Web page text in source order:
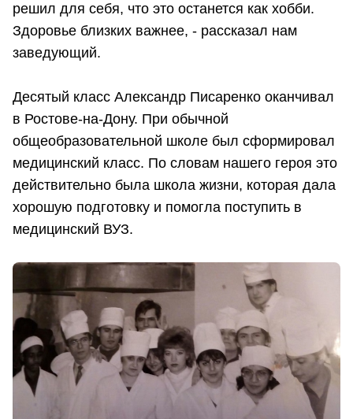
решил для себя, что это останется как хобби.
Здоровье близких важнее, - рассказал нам
заведующий.
Десятый класс Александр Писаренко оканчивал
в Ростове-на-Дону. При обычной
общеобразовательной школе был сформировал
медицинский класс. По словам нашего героя это
действительно была школа жизни, которая дала
хорошую подготовку и помогла поступить в
медицинский ВУЗ.